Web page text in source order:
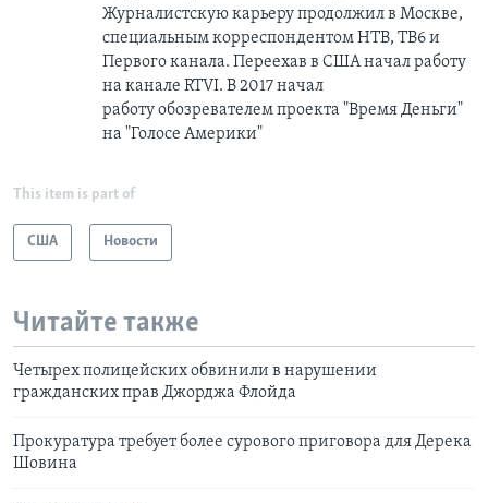
Журналистcкую карьеру продолжил в Москве,
специальным корреспондентом НТВ, ТВ6 и
Первого канала. Переехав в США начал работу
на канале RTVI. В 2017 начал
работу обозревателем проекта "Время Деньги"
на "Голосе Америки"
This item is part of
США Новости
Читайте также
Четырех полицейских обвинили в нарушении
гражданских прав Джорджа Флойда
Прокуратура требует более сурового приговора для Дерека
Шовина